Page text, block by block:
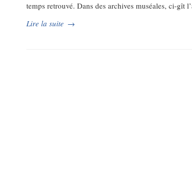
temps retrouvé. Dans des archives muséales, ci-gît
Lire la suite →